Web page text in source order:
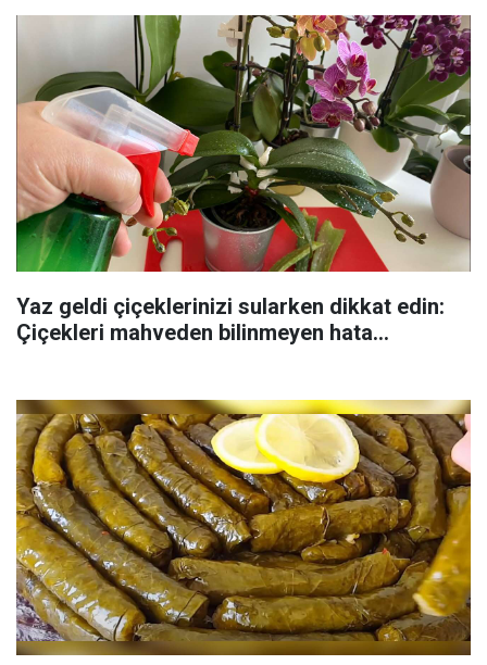
Yaz geldi çiçeklerinizi sularken dikkat edin:
Çiçekleri mahveden bilinmeyen hata...